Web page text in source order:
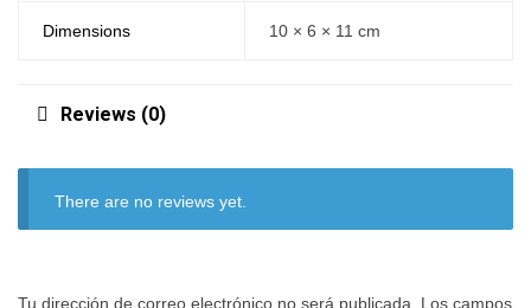
Dimensions 10 × 6 × 11 cm
Reviews (0)
There are no reviews yet.
Tu dirección de correo electrónico no será publicada. Los campos